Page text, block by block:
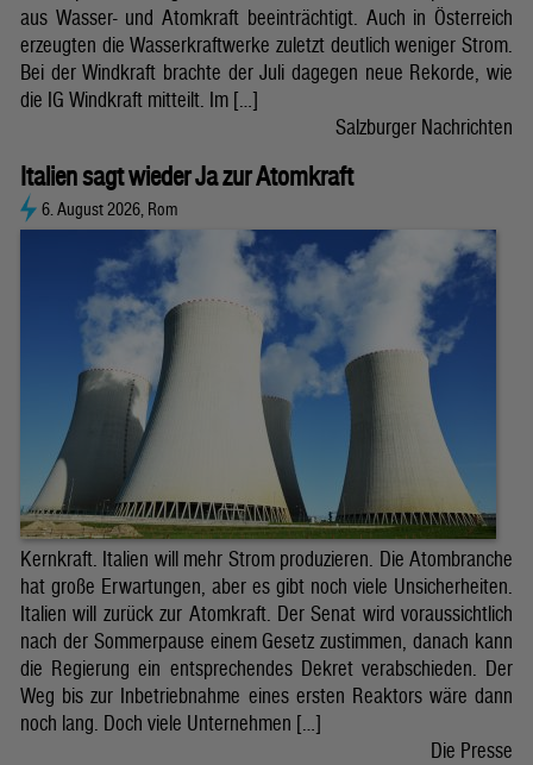
aus Wasser- und Atomkraft beeinträchtigt. Auch in Österreich
erzeugten die Wasserkraftwerke zuletzt deutlich weniger Strom.
Bei der Windkraft brachte der Juli dagegen neue Rekorde, wie
die IG Windkraft mitteilt. Im […]
Salzburger Nachrichten
Italien sagt wieder Ja zur Atomkraft
6. August 2026, Rom
Kernkraft. Italien will mehr Strom produzieren. Die Atombranche
hat große Erwartungen, aber es gibt noch viele Unsicherheiten.
Italien will zurück zur Atomkraft. Der Senat wird voraussichtlich
nach der Sommerpause einem Gesetz zustimmen, danach kann
die Regierung ein entsprechendes Dekret verabschieden. Der
Weg bis zur Inbetriebnahme eines ersten Reaktors wäre dann
noch lang. Doch viele Unternehmen […]
Die Presse